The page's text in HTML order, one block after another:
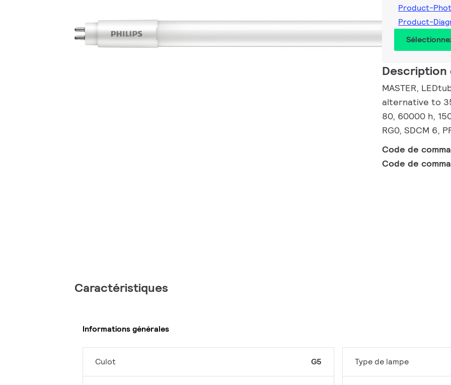
Product-
Product-
MASTER,
alternative to
80, 60000 h,
RG0, SDCM 6,
Code de
Code de
Caractéristiques
Informations générales
Culot G5 Type de lampe